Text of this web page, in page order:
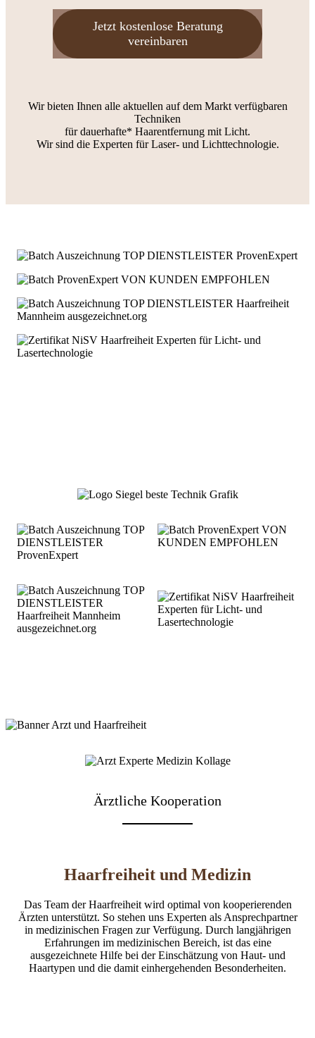
Jetzt kostenlose Beratung
vereinbaren
Wir bieten Ihnen alle aktuellen auf dem Markt verfügbaren
Techniken
für dauerhafte* Haarentfernung mit Licht.
Wir sind die Experten für Laser- und Lichttechnologie.
Ärztliche Kooperation
Haarfreiheit und Medizin
Das Team der Haarfreiheit wird optimal von kooperierenden
Ärzten unterstützt. So stehen uns Experten als Ansprechpartner
in medizinischen Fragen zur Verfügung. Durch langjährigen
Erfahrungen im medizinischen Bereich, ist das eine
ausgezeichnete Hilfe bei der Einschätzung von Haut- und
Haartypen und die damit einhergehenden Besonderheiten.